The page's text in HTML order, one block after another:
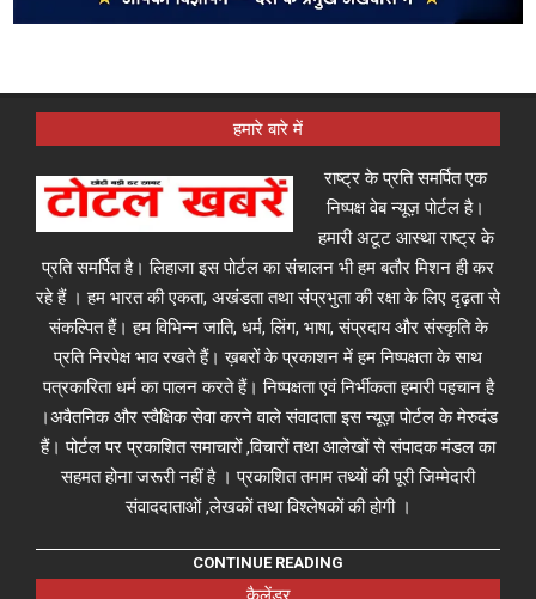
हमारे बारे में
राष्ट्र के प्रति समर्पित एक
निष्पक्ष वेब न्यूज़ पोर्टल है।
हमारी अटूट आस्था राष्ट्र के
प्रति समर्पित है। लिहाजा इस पोर्टल का संचालन भी हम बतौर मिशन ही कर
रहे हैं । हम भारत की एकता, अखंडता तथा संप्रभुता की रक्षा के लिए दृढ़ता से
संकल्पित हैं। हम विभिन्न जाति, धर्म, लिंग, भाषा, संप्रदाय और संस्कृति के
प्रति निरपेक्ष भाव रखते हैं। ख़बरों के प्रकाशन में हम निष्पक्षता के साथ
पत्रकारिता धर्म का पालन करते हैं। निष्पक्षता एवं निर्भीकता हमारी पहचान है
।अवैतनिक और स्वैक्षिक सेवा करने वाले संवादाता इस न्यूज़ पोर्टल के मेरुदंड
हैं। पोर्टल पर प्रकाशित समाचारों ,विचारों तथा आलेखों से संपादक मंडल का
सहमत होना जरूरी नहीं है । प्रकाशित तमाम तथ्यों की पूरी जिम्मेदारी
संवाददाताओं ,लेखकों तथा विश्लेषकों की होगी ।
CONTINUE READING